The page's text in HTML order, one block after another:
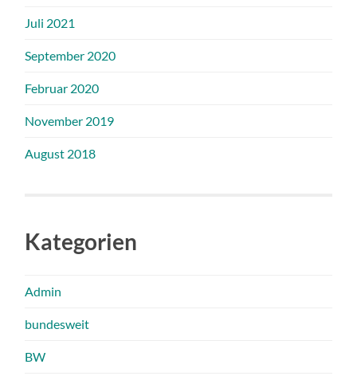
Juli 2021
September 2020
Februar 2020
November 2019
August 2018
Kategorien
Admin
bundesweit
BW